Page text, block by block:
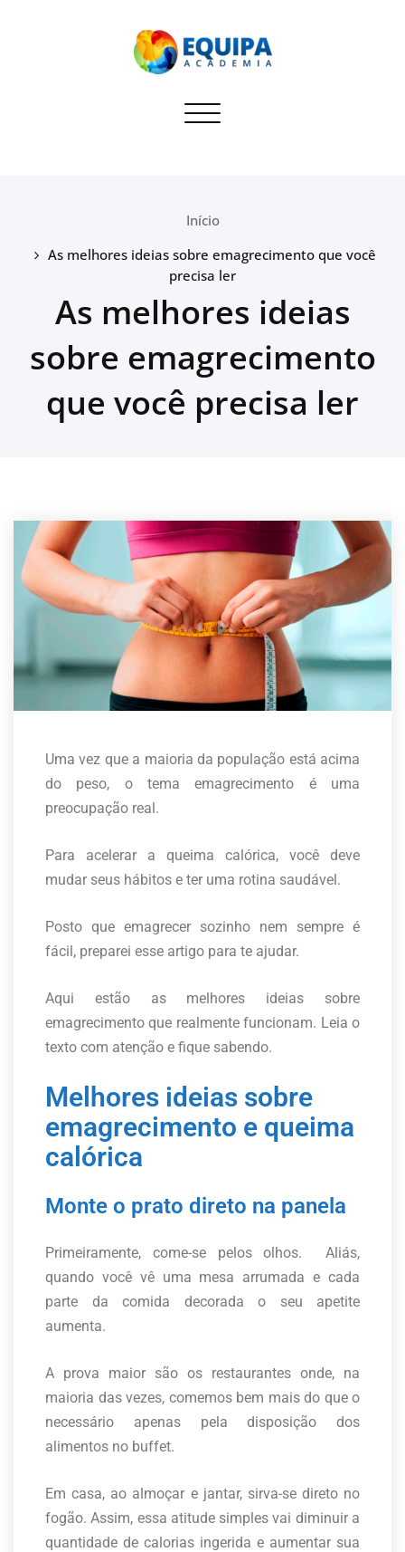
Equipa Academia
Blog sobre dicas para
Toggle navigation
Início
As melhores ideias sobre emagrecimento que você
precisa ler
As melhores ideias
sobre emagrecimento
que você precisa ler
Uma vez que a maioria da população está acima
do peso, o tema emagrecimento é uma
preocupação real.
Para acelerar a queima calórica, você deve
mudar seus hábitos e ter uma rotina saudável.
Posto que emagrecer sozinho nem sempre é
fácil, preparei esse artigo para te ajudar.
Aqui estão as melhores ideias sobre
emagrecimento que realmente funcionam. Leia o
texto com atenção e fique sabendo.
Melhores ideias sobre
emagrecimento e queima
calórica
Monte o prato direto na panela
Primeiramente, come-se pelos olhos. Aliás,
quando você vê uma mesa arrumada e cada
parte da comida decorada o seu apetite
aumenta.
A prova maior são os restaurantes onde, na
maioria das vezes, comemos bem mais do que o
necessário apenas pela disposição dos
alimentos no buffet.
Em casa, ao almoçar e jantar, sirva-se direto no
fogão. Assim, essa atitude simples vai diminuir a
quantidade de calorias ingerida e aumentar sua